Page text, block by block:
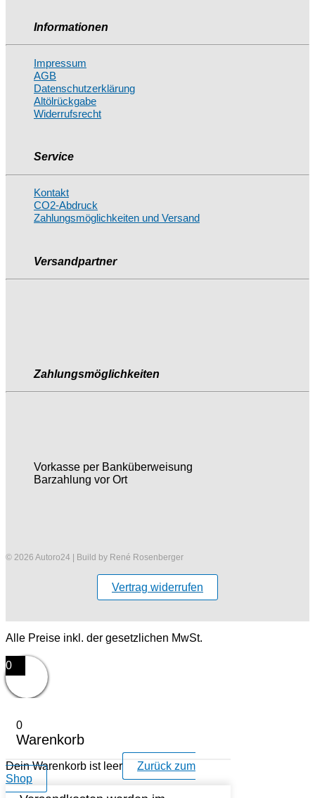
Informationen
Impressum
AGB
Datenschutzerklärung
Altölrückgabe
Widerrufsrecht
Service
Kontakt
CO2-Abdruck
Zahlungsmöglichkeiten und Versand
Versandpartner
Zahlungsmöglichkeiten
Vorkasse per Banküberweisung
Barzahlung vor Ort
© 2026 Autoro24 | Build by René Rosenberger
Vertrag widerrufen
Alle Preise inkl. der gesetzlichen MwSt.
0
0
Warenkorb
Dein Warenkorb ist leer
Zurück zum
Shop